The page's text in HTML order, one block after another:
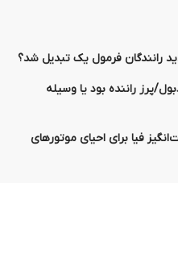
فرمول یک تبدیل شد؟
پرز راننده بود یا وسیله
فیا برای احیای موتورهای